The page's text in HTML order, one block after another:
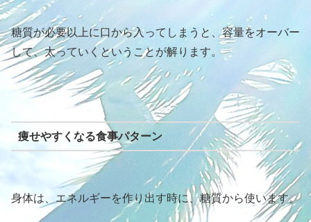
糖質が必要以上に口から入ってしまうと、容量をオーバー
して、太っていくということが解ります。
痩せやすくなる食事パターン
身体は、エネルギーを作り出す時に、糖質から使います。